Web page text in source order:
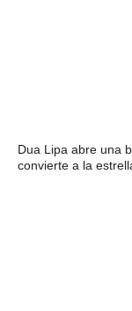
Dua Lipa abre una
convierte a la